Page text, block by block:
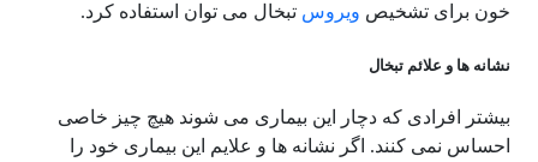
خون برای تشخیص ویروس تبخال می توان استفاده کرد.
نشانه ها و علائم تبخال
بیشتر افرادی که دچار این بیماری می شوند هیچ چیز خاصی
احساس نمی کنند. اگر نشانه ها و علایم این بیماری خود را